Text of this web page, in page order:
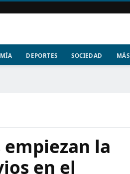
DEPORTES SOCIEDAD MÁS
empiezan la
en el